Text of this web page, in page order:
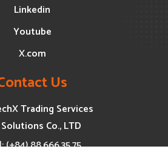
Linkedin
Youtube
X.com
Us
Trading Services
Co., LTD
(+84) 88.666.35.75